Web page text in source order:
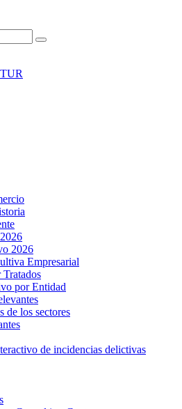
2026
Empresarial
Tratados
por Entidad
de los sectores
de incidencias delictivas